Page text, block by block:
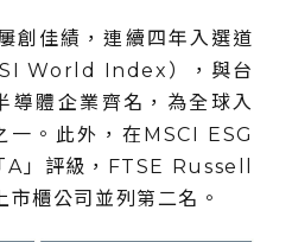
創佳績，連續四年入選道
World Index），與台
導體企業齊名，為全球入
一。此外，在MSCI ESG
A」評級，FTSE Russell
櫃公司並列第二名。